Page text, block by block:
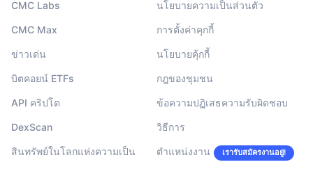
CMC Labs
CMC Max
ข่าวเด่น
บิตคอยน์ ETFs
API คริปโต
DexScan
สินทรัพย์ในโลกแห่งความเป็น
นโยบายความเป็นส่วนตัว
การตั้งค่าคุกกี้
นโยบายคุ้กกี้
กฎของชุมชน
ข้อความปฏิเสธความรับผิดชอบ
วิธีการ
ตำแหน่งงาน เรารับสมัครงานอยู่!